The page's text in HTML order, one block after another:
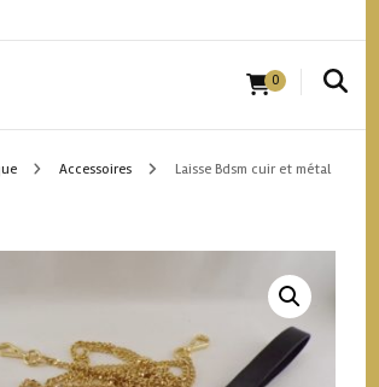
0
Accessoires Laisse Bdsm cuir et métal